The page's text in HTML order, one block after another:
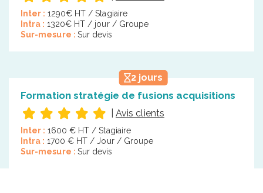
Inter : 1290€ HT / Stagiaire
Intra : 1320€ HT / jour / Groupe
Sur-mesure : Sur devis
2 jours
Formation stratégie de fusions acquisitions
Avis clients
Inter : 1600 € HT / Stagiaire
Intra : 1700 € HT / Jour / Groupe
Sur-mesure : Sur devis